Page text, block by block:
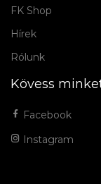
FK Shop
Hírek
Rólunk
Kövess
Facebook
Instagram